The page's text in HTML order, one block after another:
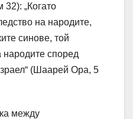
32): „Когато
на народите,
синове, той
народите според
(Шаарей Ора, 5
между